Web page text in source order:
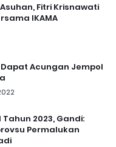
Fitri Krisnawati
IKAMA
Dapat Acungan Jempol
2023, Gandi:
Permalukan